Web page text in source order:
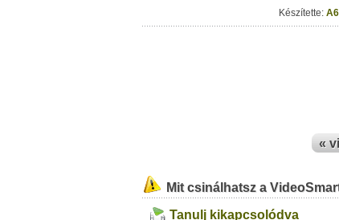
Készítette:
«
Mit csinálhatsz a
Tanulj kikapcsolódva